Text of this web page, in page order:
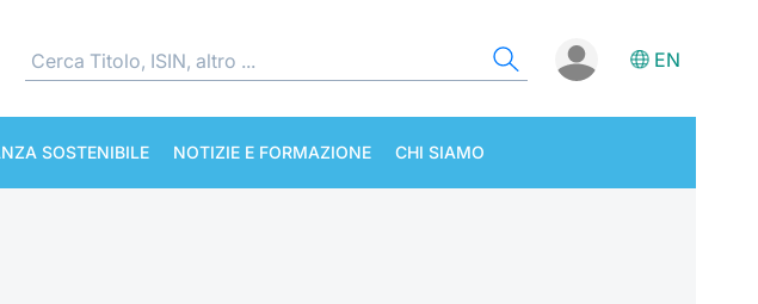
EN
SOSTENIBILE NOTIZIE E FORMAZIONE CHI SIAMO